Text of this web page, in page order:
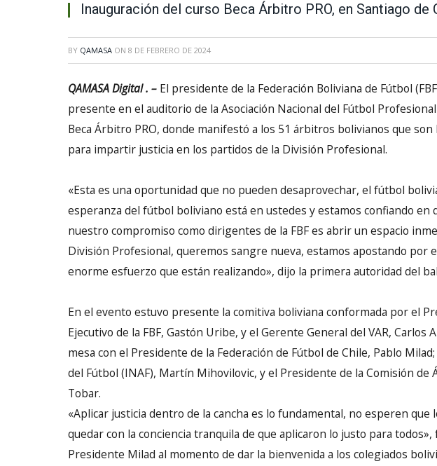
Inauguración del curso Beca Árbitro PRO, en Santiago de
BY QAMASA ON 8 DE FEBRERO DE 2024
QAMASA Digital . – El presidente de la Federación Boliviana de Fútbol
presente en el auditorio de la Asociación Nacional del Fútbol
Beca Árbitro PRO, donde manifestó a los 51 árbitros bolivianos que
para impartir justicia en los partidos de la División Profesional.
«Esta es una oportunidad que no pueden desaprovechar, el fútbol
esperanza del fútbol boliviano está en ustedes y estamos confiando en
nuestro compromiso como dirigentes de la FBF es abrir un espacio
División Profesional, queremos sangre nueva, estamos apostando por
enorme esfuerzo que están realizando», dijo la primera autoridad del
En el evento estuvo presente la comitiva boliviana conformada por el
Ejecutivo de la FBF, Gastón Uribe, y el Gerente General del VAR, Carlos
mesa con el Presidente de la Federación de Fútbol de Chile, Pablo
del Fútbol (INAF), Martín Mihovilovic, y el Presidente de la Comisión de
Tobar.
«Aplicar justicia dentro de la cancha es lo fundamental, no esperen
quedar con la conciencia tranquila de que aplicaron lo justo para
Presidente Milad al momento de dar la bienvenida a los colegiados